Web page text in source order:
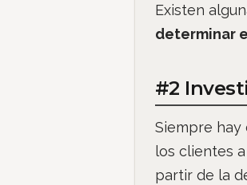
Existen
determinar
#2
Siempre
los clientes
partir de la